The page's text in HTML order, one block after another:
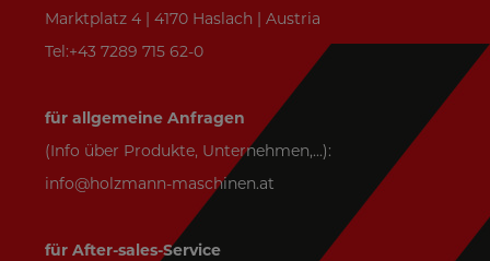
Marktplatz 4 | 4170 Haslach | Austria
Tel:+43 7289 715 62-0
für allgemeine Anfragen
(Info über Produkte, Unternehmen,...):
info@holzmann-maschinen.at
für After-sales-Service